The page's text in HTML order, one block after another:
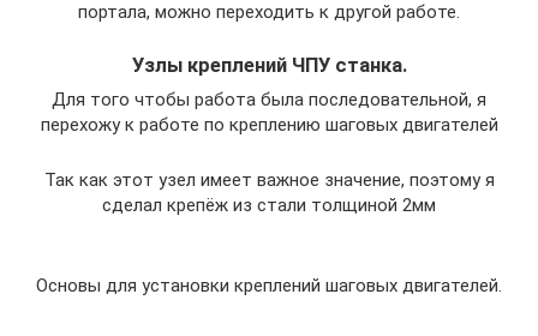
портала, можно переходить к другой работе.
Узлы креплений ЧПУ станка.
Для того чтобы работа была последовательной, я
перехожу к работе по креплению шаговых двигателей
Так как этот узел имеет важное значение, поэтому я
сделал крепёж из стали толщиной 2мм
Основы для установки креплений шаговых двигателей.